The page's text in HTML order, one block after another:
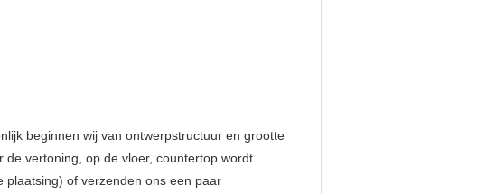
beginnen wij van ontwerpstructuur en grootte
vertoning, op de vloer, countertop wordt
plaatsing) of verzenden ons een paar